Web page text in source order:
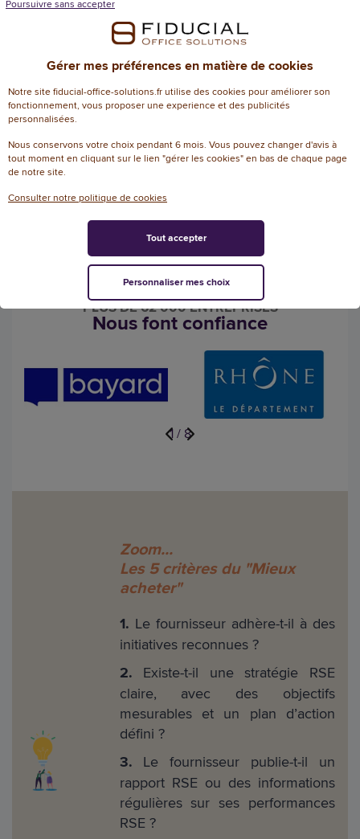
l’entreprise.
Chaque décision d’achat impacte directement
l’empreinte de l’organisation mais également sa
perception auprès de ses équipes internes, de ses
fournisseurs, ainsi que ses partenaires et ses clients…
Cependant, transformer ses volontés et engagements
méthode...
TÉLÉCHARGEZ LE LIVRE BLANC POUR DÉCOUVRIR LA SUITE !
PLUS DE 62 000 ENTREPRISES
Nous font confiance
1 / 8
Zoom...
Les 5 critères du "Mieux
acheter"
1. Le fournisseur adhère-t-il à des
initiatives reconnues ?
2. Existe-t-il une stratégie RSE
claire, avec des objectifs
mesurables et un plan d’action
défini ?
3. Le fournisseur publie-t-il un
rapport RSE ou des informations
régulières sur ses performances
RSE ?
Gérer mes préférences en matière de cookies
Notre site fiducial-office-solutions.fr utilise des cookies pour améliorer son
fonctionnement, vous proposer une experience et des publicités
personnalisées.
Nous conservons votre choix pendant 6 mois. Vous pouvez changer d'avis à
tout moment en cliquant sur le lien "gérer les cookies" en bas de chaque page
de notre site.
Consulter notre politique de cookies
Poursuivre sans accepter
Personnaliser mes choix
Tout accepter